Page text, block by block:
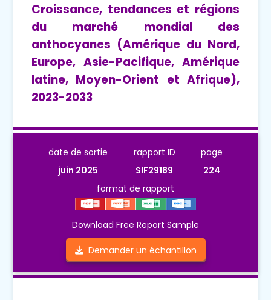
Croissance, tendances et régions
du marché mondial des
anthocyanes (Amérique du Nord,
Europe, Asie-Pacifique, Amérique
latine, Moyen-Orient et Afrique),
2023-2033
date de sortie
juin 2025
rapport ID
SIF29189
page
224
format de rapport
Download Free Report Sample
Demander un échantillon